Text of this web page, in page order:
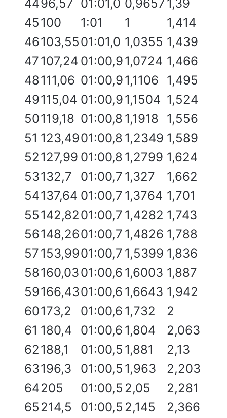
4496,57 01:01,0 0,9657 1,39
45100 1:01 1
1,414
46103,5501:01,0 1,0355 1,439
47107,24 01:00,91,0724 1,466
48111,06 01:00,91,1106
1,495
49115,04 01:00,91,1504 1,524
50119,18 01:00,8 1,1918
1,556
51 123,4901:00,8 1,2349 1,589
52127,99 01:00,8 1,2799 1,624
53132,7 01:00,7 1,327
1,662
54137,64 01:00,7 1,3764 1,701
55142,8201:00,7 1,4282 1,743
56148,2601:00,7 1,4826 1,788
57153,9901:00,7 1,5399 1,836
58160,0301:00,6 1,6003 1,887
59166,4301:00,6 1,6643 1,942
60173,2 01:00,6 1,732
2
61 180,4 01:00,6 1,804
2,063
62188,1 01:00,5 1,881
2,13
63196,3 01:00,5 1,963
2,203
64205 01:00,5 2,05
2,281
65214,5 01:00,5 2,145
2,366